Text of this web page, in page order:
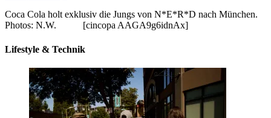
Coca Cola holt exklusiv die Jungs von N*E*R*D nach München.
Photos: N.W. [cincopa AAGA9g6idnAx]
Lifestyle & Technik